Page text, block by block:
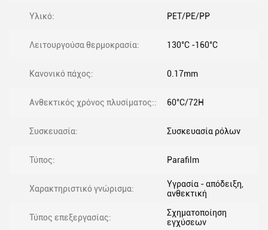
Υλικό: PET/PE/PP
Λειτουργούσα θερμοκρασία: 130°C -160°C
Κανονικό πάχος: 0.17mm
Ανθεκτικός χρόνος πλυσίματος:: 60°C/72H
Συσκευασία: Συσκευασία ρόλων
Τύπος: Parafilm
Χαρακτηριστικό γνώρισμα:
Υγρασία - απόδειξη,
ανθεκτική
Τύπος επεξεργασίας:
Σχηματοποίηση
εγχύσεων